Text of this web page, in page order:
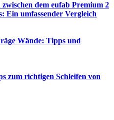
dem eufab Premium 2
Ein umfassender Vergleich
Wände: Tipps und
zum richtigen Schleifen von